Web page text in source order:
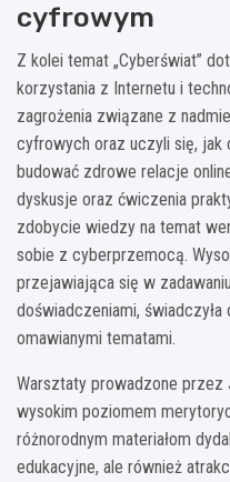
cyfrowym
Z kolei temat „Cyberświat”
korzystania z Internetu i
zagrożenia związane z
cyfrowych oraz uczyli się, jak
budować zdrowe relacje
dyskusje oraz ćwiczenia
zdobycie wiedzy na temat
sobie z cyberprzemocą.
przejawiająca się w
doświadczeniami,
omawianymi tematami.
Warsztaty prowadzone przez
wysokim poziomem
różnorodnym materiałom
edukacyjne, ale również